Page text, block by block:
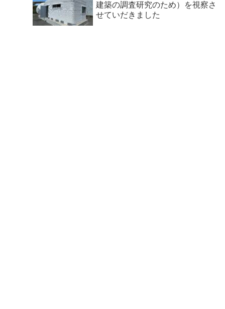
建築の調査研究のため）を視察さ
せていだきました